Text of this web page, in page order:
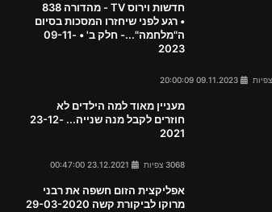
חדשות וירוס TV - מהדורה 838
• רגע לפני שיחזרו המסכות בסיום
ה"מלחמה"...- חלק ב' • 09-11-
2023
מעניין מאוד למה הילדים לא
חוזרים לקבל מנה שנייה... 23-12-
2021
3068 צפיות
אפליקצית הזום חשפה את רבני
מרוקו לביקורת קשה 29-03-2020